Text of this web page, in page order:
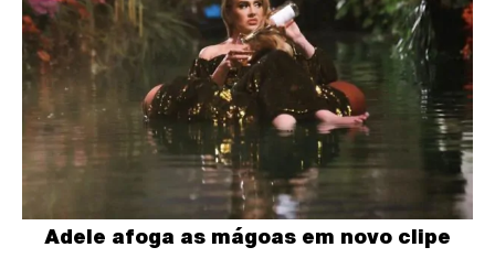
Adele afoga as mágoas em novo clipe